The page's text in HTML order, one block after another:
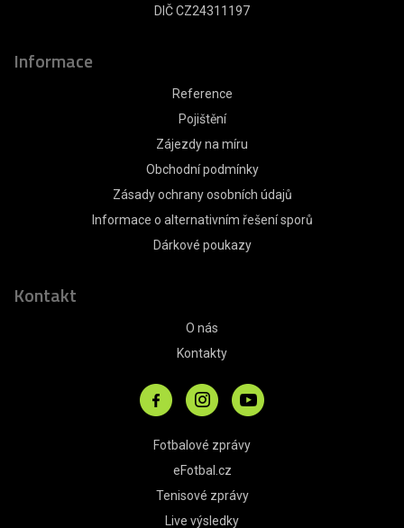
DIČ CZ24311197
Informace
Reference
Pojištění
Zájezdy na míru
Obchodní podmínky
Zásady ochrany osobních údajů
Informace o alternativním řešení sporů
Dárkové poukazy
Kontakt
O nás
Kontakty
Fotbalové zprávy
eFotbal.cz
Tenisové zprávy
Live výsledky